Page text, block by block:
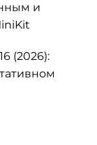
и
(2026):